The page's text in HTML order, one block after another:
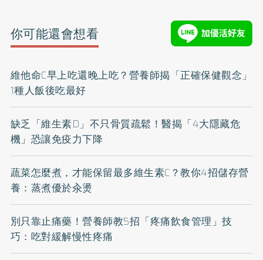
你可能還會想看
維他命C早上吃還晚上吃？營養師揭「正確保健觀念」
1種人飯後吃最好
缺乏「維生素D」不只骨質疏鬆！醫揭「4大隱藏危
機」恐讓免疫力下降
蔬菜怎麼煮，才能保留最多維生素C？教你4招儲存營
養：蒸煮優於汆燙
別只靠止痛藥！營養師教5招「疼痛飲食管理」技
巧：吃對緩解慢性疼痛